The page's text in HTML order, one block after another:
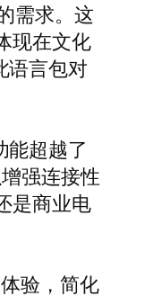
需求。这
现在文化
语言包对
能超越了
强连接性
是商业电
验，简化